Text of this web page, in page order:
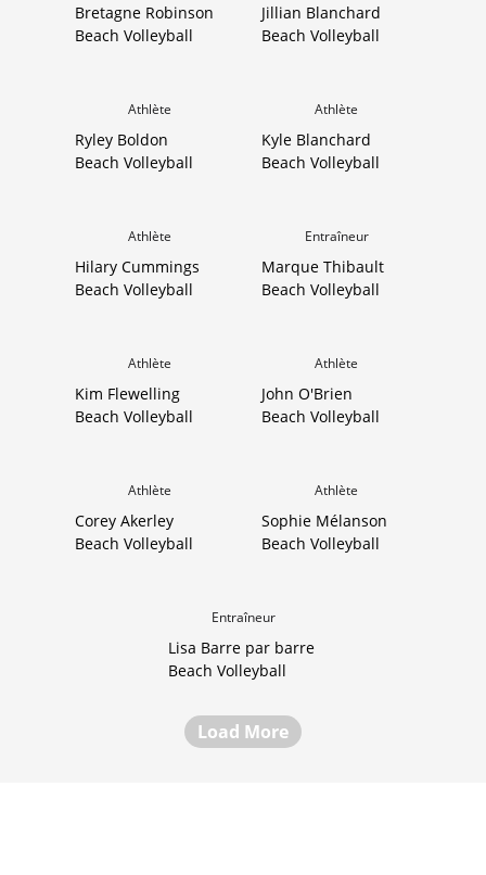
Bretagne Robinson
Beach Volleyball
Jillian Blanchard
Beach Volleyball
Athlète
Ryley Boldon
Beach Volleyball
Athlète
Kyle Blanchard
Beach Volleyball
Athlète
Hilary Cummings
Beach Volleyball
Entraîneur
Marque Thibault
Beach Volleyball
Athlète
Kim Flewelling
Beach Volleyball
Athlète
John O'Brien
Beach Volleyball
Athlète
Corey Akerley
Beach Volleyball
Athlète
Sophie Mélanson
Beach Volleyball
Entraîneur
Lisa Barre par barre
Beach Volleyball
Load More